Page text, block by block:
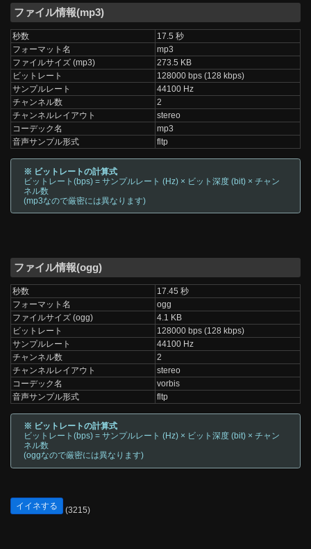
ファイル情報(mp3)
秒数
17.5 秒
フォーマット名
mp3
ファイルサイズ (mp3)
273.5 KB
ビットレート
128000 bps (128 kbps)
サンプルレート
44100 Hz
チャンネル数
2
チャンネルレイアウト
stereo
コーデック名
mp3
音声サンプル形式
fltp
※ ビットレートの計算式
ビットレート(bps) = サンプルレート (Hz) × ビット深度 (bit) × チャン
ネル数
(mp3なので厳密には異なります)
ファイル情報(ogg)
秒数
17.45 秒
フォーマット名
ogg
ファイルサイズ (ogg)
4.1 KB
ビットレート
128000 bps (128 kbps)
サンプルレート
44100 Hz
チャンネル数
2
チャンネルレイアウト
stereo
コーデック名
vorbis
音声サンプル形式
fltp
※ ビットレートの計算式
ビットレート(bps) = サンプルレート (Hz) × ビット深度 (bit) × チャン
ネル数
(oggなので厳密には異なります)
イイネする (3215)